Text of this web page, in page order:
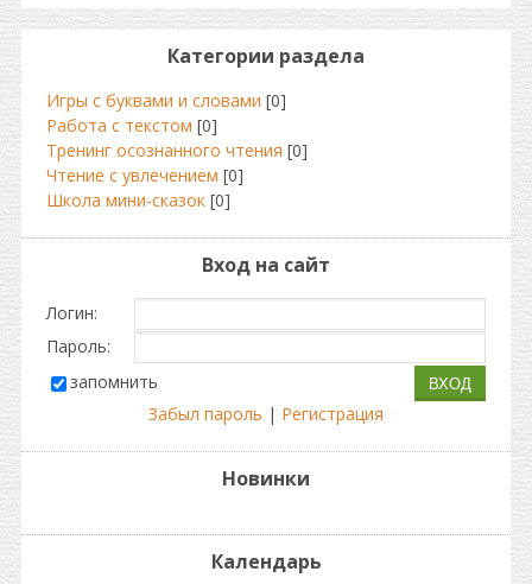
Категории раздела
Игры с буквами и словами [0]
Работа с текстом [0]
Тренинг осознанного чтения [0]
Чтение с увлечением [0]
Школа мини-сказок [0]
Вход на сайт
Логин:
Пароль:
запомнить
Забыл пароль | Регистрация
Новинки
Календарь